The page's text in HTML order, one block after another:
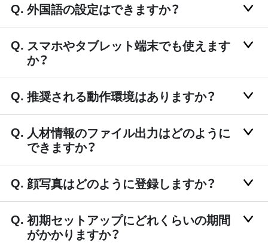
外国語の設定はできますか？
スマホやタブレット端末でも使えます
か？
推奨される動作環境はありますか？
人材情報のファイル出力はどのように
できますか？
顔写真はどのように登録しますか？
初期セットアップにどれくらいの期間
がかかりますか？